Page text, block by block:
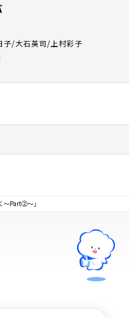
子/大石英司/上村彩子
～Part②～」